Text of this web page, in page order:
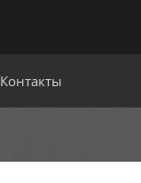
Контакты